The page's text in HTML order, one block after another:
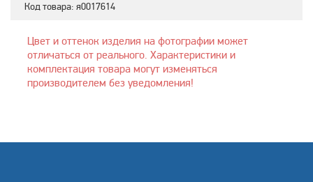
Код товара: я0017614
Цвет и оттенок изделия на фотографии может
отличаться от реального. Характеристики и
комплектация товара могут изменяться
производителем без уведомления!